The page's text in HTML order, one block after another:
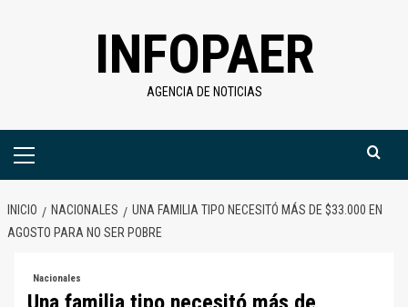
INFOPAER
AGENCIA DE NOTICIAS
Menú
INICIO NACIONALES
UNA FAMILIA TIPO NECESITÓ MÁS DE $33.000 EN
AGOSTO PARA NO SER POBRE
Nacionales